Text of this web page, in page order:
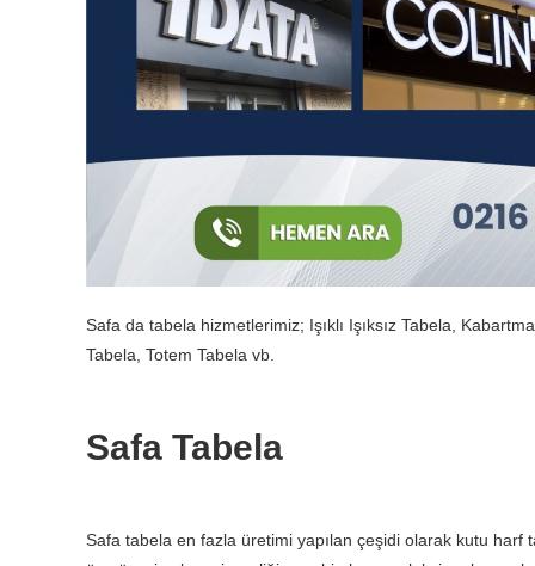
Safa da tabela hizmetlerimiz; Işıklı Işıksız Tabela,
Tabela, Totem Tabela vb.
Safa Tabela
Safa tabela en fazla üretimi yapılan çeşidi olarak kutu